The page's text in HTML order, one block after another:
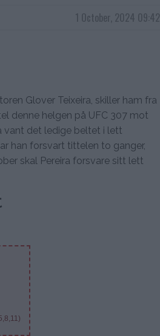
1 October, 2024 09:42
Glover Teixeira, skiller ham fra
denne helgen på UFC 307 mot
vant det ledige beltet i lett
han forsvart tittelen to ganger,
skal Pereira forsvare sitt lett